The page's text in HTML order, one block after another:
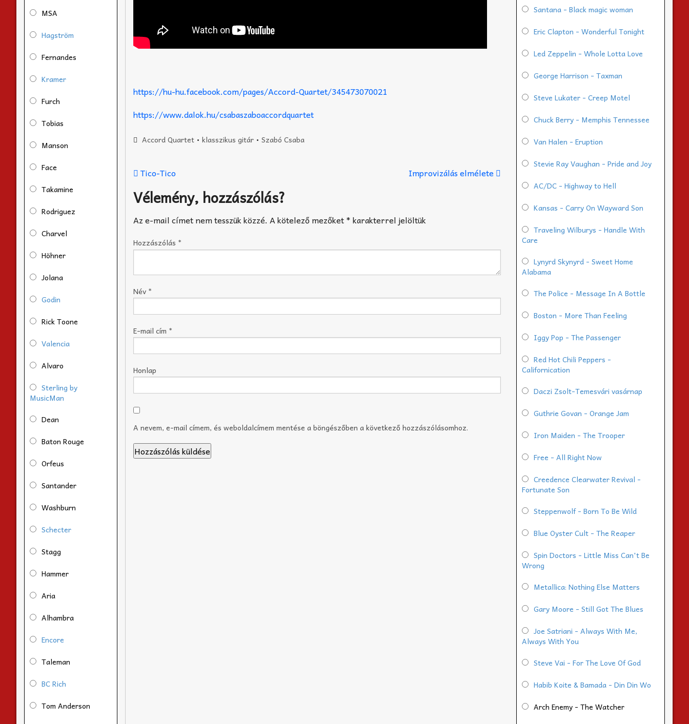
https://hu-hu.facebook.com/pages/Accord-Quartet/345473070021
https://www.dalok.hu/csabaszaboaccordquartet
Accord Quartet• klasszikus gitár• Szabó Csaba
Tico-Tico Improvizálás elmélete
Vélemény, hozzászólás?
Az e-mail címet nem tesszük közzé. A kötelező mezőket*karakterrel jelöltük
Hozzászólás *
Név *
E-mail cím *
Honlap
A nevem, e-mail címem, és weboldalcímem mentése a böngészőben a következő hozzászólásomhoz.
MSA
Hagström
Fernandes
Kramer
Furch
Tobias
Manson
Face
Takamine
Rodriguez
Charvel
Höhner
Jolana
Godin
Rick Toone
Valencia
Alvaro
Sterling by
MusicMan
Dean
Baton Rouge
Orfeus
Santander
Washburn
Schecter
Stagg
Hammer
Aria
Alhambra
Encore
Taleman
BC Rich
Tom Anderson
Santana - Black magic woman
Eric Clapton - Wonderful Tonight
Led Zeppelin - Whole Lotta Love
George Harrison - Taxman
Steve Lukater - Creep Motel
Chuck Berry - Memphis Tennessee
Van Halen - Eruption
Stevie Ray Vaughan - Pride and Joy
AC/DC - Highway to Hell
Kansas - Carry On Wayward Son
Traveling Wilburys - Handle With
Care
Lynyrd Skynyrd - Sweet Home
Alabama
The Police - Message In A Bottle
Boston - More Than Feeling
Iggy Pop - The Passenger
Red Hot Chili Peppers -
Californication
Daczi Zsolt-Temesvári vasárnap
Guthrie Govan - Orange Jam
Iron Maiden - The Trooper
Free - All Right Now
Creedence Clearwater Revival -
Fortunate Son
Steppenwolf - Born To Be Wild
Blue Oyster Cult - The Reaper
Spin Doctors - Little Miss Can't Be
Wrong
Metallica: Nothing Else Matters
Gary Moore - Still Got The Blues
Joe Satriani - Always With Me,
Always With You
Steve Vai - For The Love Of God
Habib Koite & Bamada - Din Din Wo
Arch Enemy - The Watcher